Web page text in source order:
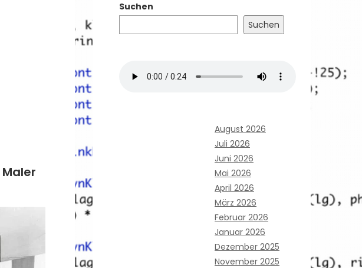
Maler
Suchen
Suchen
August 2026
Juli 2026
Juni 2026
Mai 2026
April 2026
März 2026
Februar 2026
Januar 2026
Dezember 2025
November 2025